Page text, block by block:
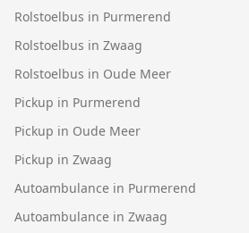
Rolstoelbus in Purmerend
Rolstoelbus in Zwaag
Rolstoelbus in Oude Meer
Pickup in Purmerend
Pickup in Oude Meer
Pickup in Zwaag
Autoambulance in Purmerend
Autoambulance in Zwaag